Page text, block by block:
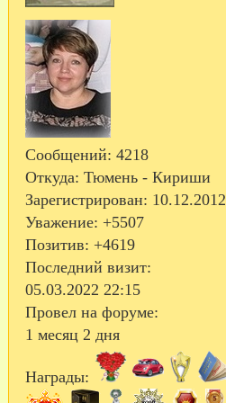
Сообщений: 4218
Откуда: Тюмень - Кириши
Зарегистрирован: 10.12.2012
Уважение: +5507
Позитив: +4619
Последний визит:
05.03.2022 22:15
Провел на форуме:
1 месяц 2 дня
Награды: